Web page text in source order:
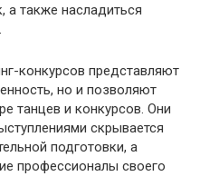
а также насладиться
конкурсов представляют
но и позволяют
танцев и конкурсов. Они
скрывается
подготовки, а
профессионалы своего